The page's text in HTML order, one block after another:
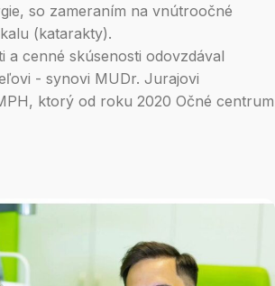
so zameraním na vnútroočné
(katarakty).
a cenné skúsenosti odovzdával
- synovi MUDr. Jurajovi
ktorý od roku 2020 Očné centrum